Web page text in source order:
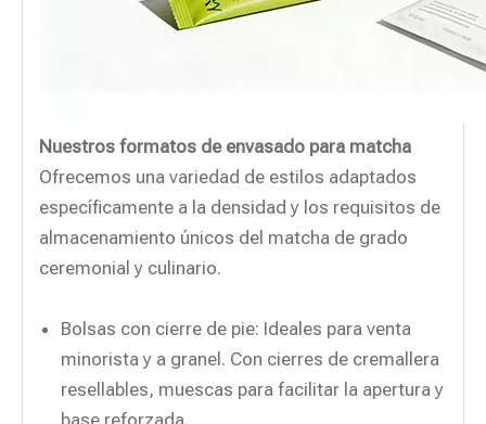
Nuestros formatos de envasado para matcha
Ofrecemos una variedad de estilos adaptados
específicamente a la densidad y los requisitos de
almacenamiento únicos del matcha de grado
ceremonial y culinario.
Bolsas con cierre de pie: Ideales para venta
minorista y a granel. Con cierres de cremallera
resellables, muescas para facilitar la apertura y
base reforzada.